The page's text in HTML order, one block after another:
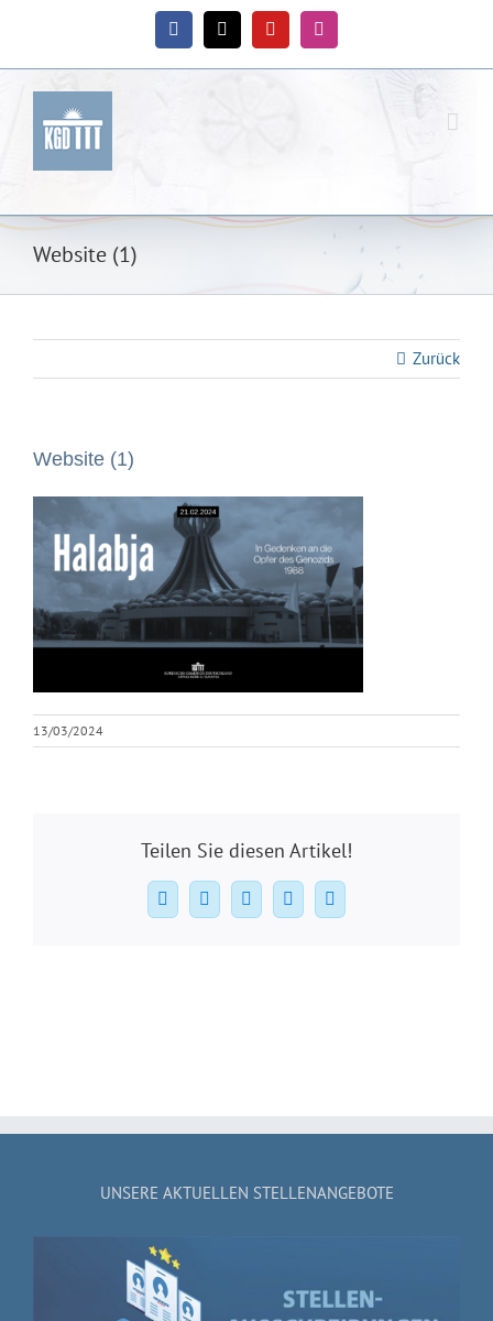
Facebook
X YouTubeInstagram
Website (1)
Zurück
Website (1)
13/03/2024
Teilen Sie diesen Artikel!
Facebook
X WhatsAppPinterest
E-
Mail
UNSERE AKTUELLEN STELLENANGEBOTE